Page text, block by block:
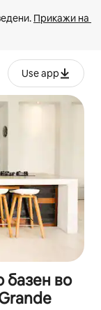
Прикажи на
Use app
базен во